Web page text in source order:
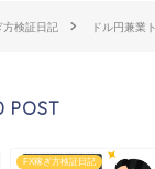
方検証日記 ドル円兼業
POST
FX稼ぎ方検証日記